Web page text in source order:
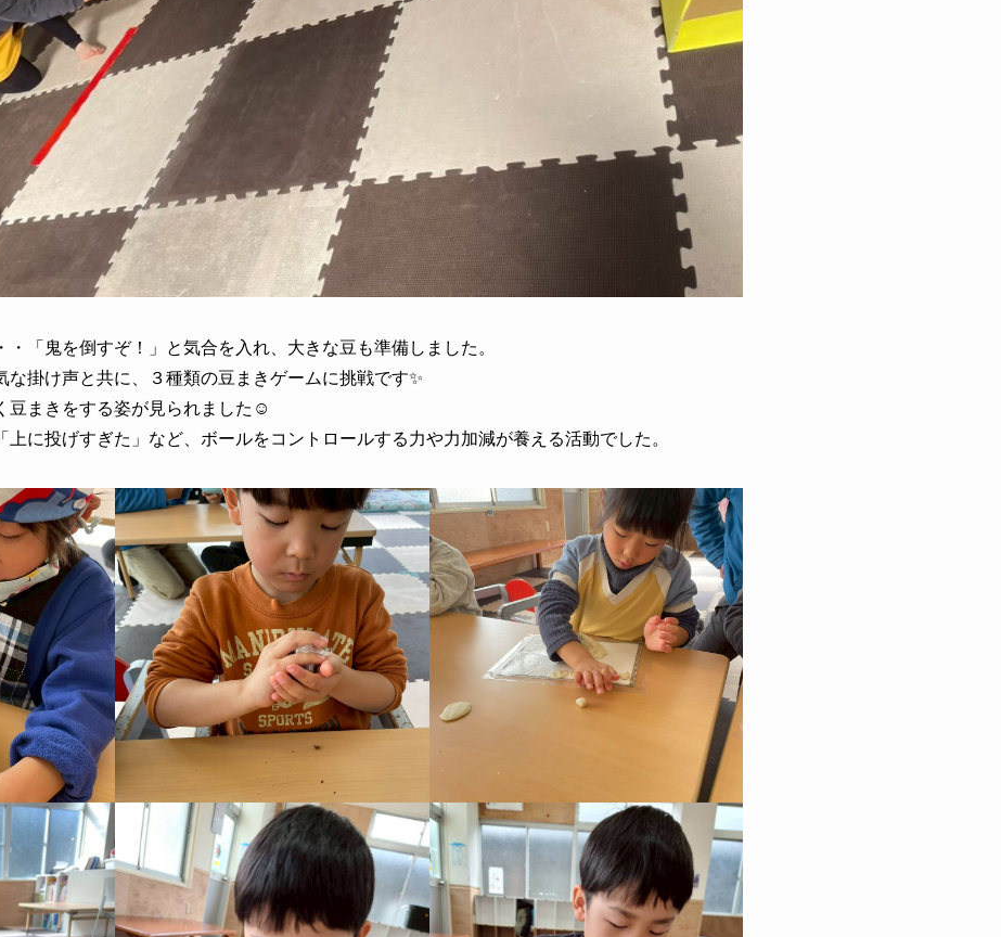
「鬼を倒すぞ！」と気合を入れ、大きな豆も準備しました。
な掛け声と共に、３種類の豆まきゲームに挑戦です✨
豆まきをする姿が見られました☺
上に投げすぎた」など、ボールをコントロールする力や力加減が養える活動でした。